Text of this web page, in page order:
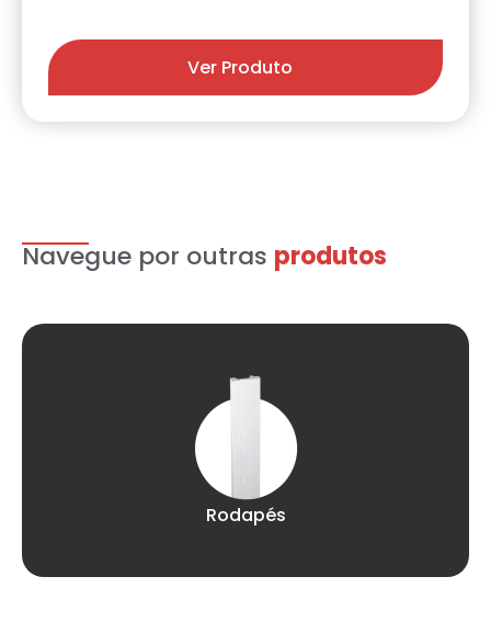
Ver Produto
Navegue por outras produtos
Rodapés